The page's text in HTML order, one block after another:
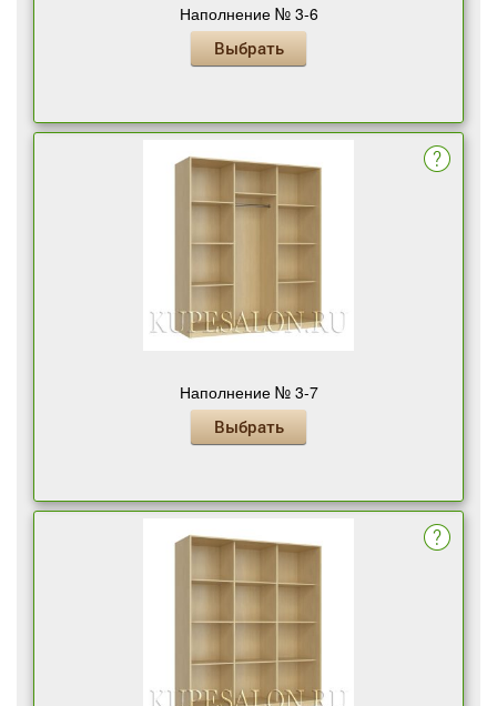
Наполнение № 3-6
Выбрать
Наполнение № 3-7
Выбрать